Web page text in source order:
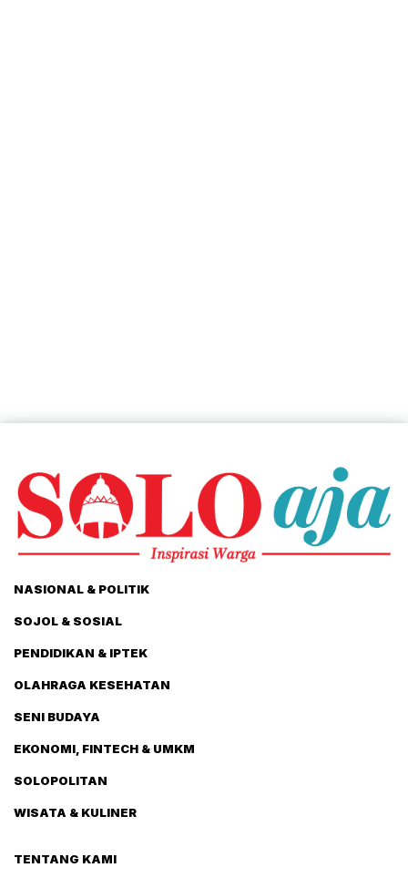
NASIONAL & POLITIK
SOJOL & SOSIAL
PENDIDIKAN & IPTEK
OLAHRAGA KESEHATAN
SENI BUDAYA
EKONOMI, FINTECH & UMKM
SOLOPOLITAN
WISATA & KULINER
TENTANG KAMI